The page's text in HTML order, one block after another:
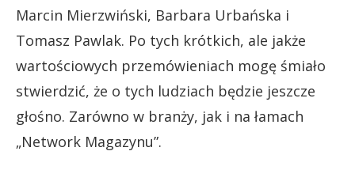
Marcin Mierzwiński, Barbara Urbańska i
Tomasz Pawlak. Po tych krótkich, ale jakże
wartościowych przemówieniach mogę śmiało
stwierdzić, że o tych ludziach będzie jeszcze
głośno. Zarówno w branży, jak i na łamach
„Network Magazynu”.